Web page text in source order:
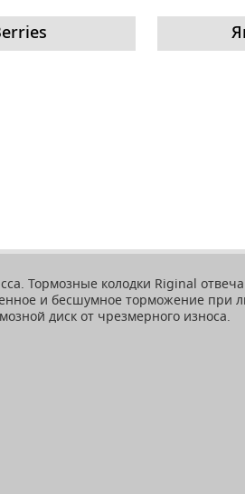
Тормозные колодки Riginal
и бесшумное торможение при
диск от чрезмерного износа.